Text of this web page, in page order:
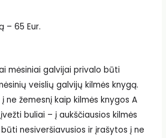
– 65 Eur.
mėsiniai galvijai privalo būti
veislių galvijų kilmės knygą.
ne žemesnį kaip kilmės knygos A
buliai – į aukščiausios kilmės
nesiveršiavusios ir įrašytos į ne